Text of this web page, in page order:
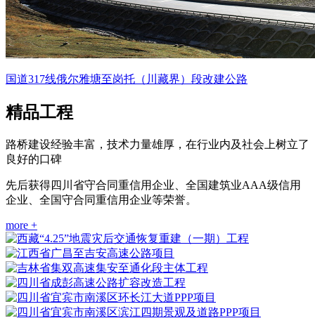
国道317线俄尔雅塘至岗托（川藏界）段改建公路
精品工程
路桥建设经验丰富，技术力量雄厚，在行业内及社会上树立了
良好的口碑
先后获得四川省守合同重信用企业、全国建筑业AAA级信用
企业、全国守合同重信用企业等荣誉。
more +